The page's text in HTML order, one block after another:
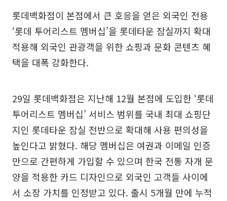
롯데백화점이 본점에서 큰 호응을 얻은 외국인 전용
‘롯데 투어리스트 멤버십’을 롯데타운 잠실까지 확대
적용해 외국인 관광객을 위한 쇼핑과 문화 콘텐츠 혜
택을 대폭 강화한다.
29일 롯데백화점은 지난해 12월 본점에 도입한 ‘롯데
투어리스트 멤버십’ 서비스 범위를 국내 최대 쇼핑단
지인 롯데타운 잠실 전반으로 확대해 사용 편의성을
높인다고 밝혔다. 해당 멤버십은 여권과 이메일 인증
만으로 간편하게 가입할 수 있으며 한국 전통 자개 문
양을 적용한 카드 디자인으로 외국인 고객들 사이에
서 소장 가치를 인정받고 있다. 출시 5개월 만에 누적